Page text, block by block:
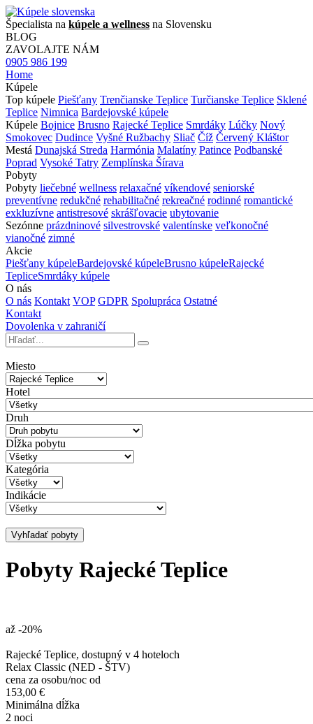
Špecialista na kúpele a wellness na Slovensku
BLOG
ZAVOLAJTE NÁM
0905 986 199
Home
Kúpele
Top kúpele Piešťany Trenčianske Teplice Turčianske Teplice Sklené
Teplice Nimnica Bardejovské kúpele
Kúpele Bojnice Brusno Rajecké Teplice Smrdáky Lúčky Nový
Smokovec Dudince Vyšné Ružbachy Sliač Číž Červený Kláštor
Mestá Dunajská Streda Harmónia Malatíny Patince Podbanské
Poprad Vysoké Tatry Zemplínska Šírava
Pobyty
Pobyty liečebné wellness relaxačné víkendové seniorské
preventívne redukčné rehabilitačné rekreačné rodinné romantické
exkluzívne antistresové skrášľovacie ubytovanie
Sezónne prázdninové silvestrovské valentínske veľkonočné
vianočné zimné
Akcie
Piešťany kúpeleBardejovské kúpeleBrusno kúpeleRajecké
TepliceSmrdáky kúpele
O nás
O nás Kontakt VOP GDPR Spolupráca Ostatné
Kontakt
Dovolenka v zahraničí
Miesto
Hotel
Druh
Dĺžka pobytu
Kategória
Indikácie
Vyhľadať pobyty
Pobyty Rajecké Teplice
až -20%
Rajecké Teplice, dostupný v 4 hoteloch
Relax Classic (NED - ŠTV)
cena za osobu/noc od
153,00 €
Minimálna dĺžka
2 noci